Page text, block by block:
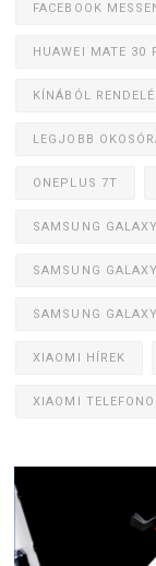
FACEBOOK
HUAWEI MATE 30
KÍNÁBÓL
LEGJOBB
ONEPLUS 7T
SAMSUNG
SAMSUNG
SAMSUNG
XIAOMI HÍREK
XIAOMI